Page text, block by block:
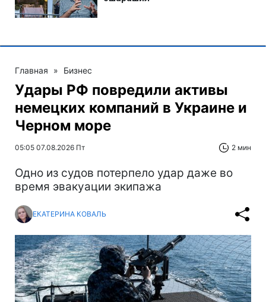
Главная » Бизнес
Удары РФ повредили активы
немецких компаний в Украине и
Черном море
05:05 07.08.2026 Пт 2 мин
Одно из судов потерпело удар даже во
время эвакуации экипажа
ЕКАТЕРИНА КОВАЛЬ